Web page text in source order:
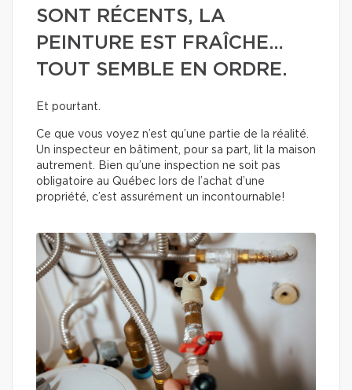
SONT RÉCENTS, LA
PEINTURE EST FRAÎCHE…
TOUT SEMBLE EN ORDRE.
Et pourtant.
Ce que vous voyez n’est qu’une partie de la réalité.
Un inspecteur en bâtiment, pour sa part, lit la maison
autrement. Bien qu’une inspection ne soit pas
obligatoire au Québec lors de l’achat d’une
propriété, c’est assurément un incontournable!